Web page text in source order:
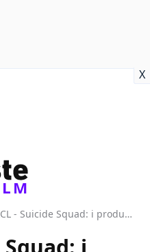
X
EXCL - Suicide Squad: i produttori ci parlano dell'Universo DC e di una edizione estesa